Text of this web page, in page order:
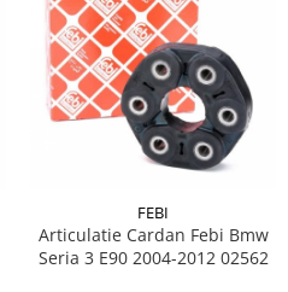
FEBI
Articulatie Cardan Febi Bmw
Seria 3 E90 2004-2012 02562